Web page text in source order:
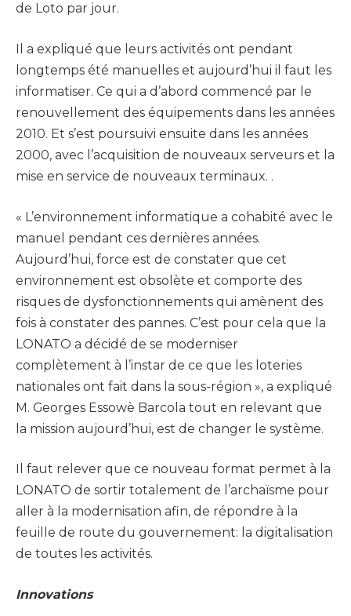
de Loto par jour.
Il a expliqué que leurs activités ont pendant
longtemps été manuelles et aujourd’hui il faut les
informatiser. Ce qui a d’abord commencé par le
renouvellement des équipements dans les années
2010. Et s’est poursuivi ensuite dans les années
2000, avec l’acquisition de nouveaux serveurs et la
mise en service de nouveaux terminaux. .
« L’environnement informatique a cohabité avec le
manuel pendant ces dernières années.
Aujourd’hui, force est de constater que cet
environnement est obsolète et comporte des
risques de dysfonctionnements qui amènent des
fois à constater des pannes. C’est pour cela que la
LONATO a décidé de se moderniser
complètement à l’instar de ce que les loteries
nationales ont fait dans la sous-région », a expliqué
M. Georges Essowè Barcola tout en relevant que
la mission aujourd’hui, est de changer le système.
Il faut relever que ce nouveau format permet à la
LONATO de sortir totalement de l’archaïsme pour
aller à la modernisation afin, de répondre à la
feuille de route du gouvernement: la digitalisation
de toutes les activités.
Innovations